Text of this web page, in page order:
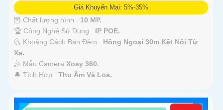
Giá Khuyến Mại: 5%-35%
🦉 Chất lượng hình : 10 MP.
🏆 Công Nghệ Sử Dụng : IP POE.
🌜 Khoảng Cách Ban Đêm : Hồng Ngoại 30m Kết Nối Từ
Xa.
🤹 Mẫu Camera Xoay 360.
️🔔 Tích Hợp : Thu Âm Và Loa.